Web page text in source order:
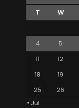
T W
4
5
11
12
18
19
25
26
« Jul